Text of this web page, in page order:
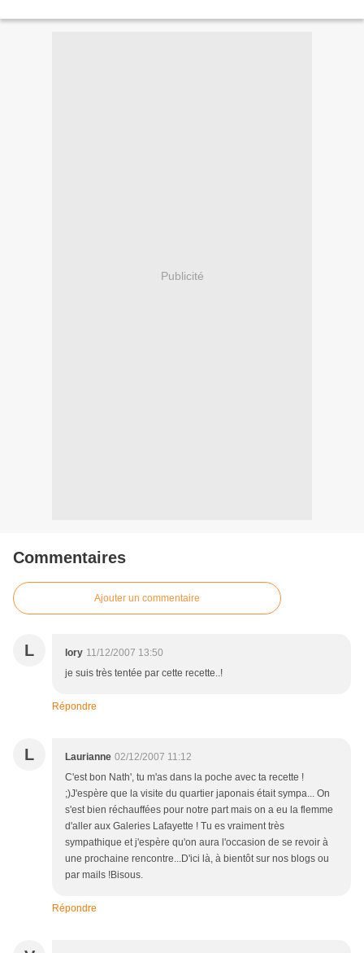
Publicité
Commentaires
Ajouter un commentaire
L lory 11/12/2007 13:50
je suis très tentée par cette recette..!
Répondre
L Laurianne 02/12/2007 11:12
C'est bon Nath', tu m'as dans la poche avec ta recette !
;)J'espère que la visite du quartier japonais était sympa... On
s'est bien réchauffées pour notre part mais on a eu la flemme
d'aller aux Galeries Lafayette ! Tu es vraiment très
sympathique et j'espère qu'on aura l'occasion de se revoir à
une prochaine rencontre...D'ici là, à bientôt sur nos blogs ou
par mails !Bisous.
Répondre